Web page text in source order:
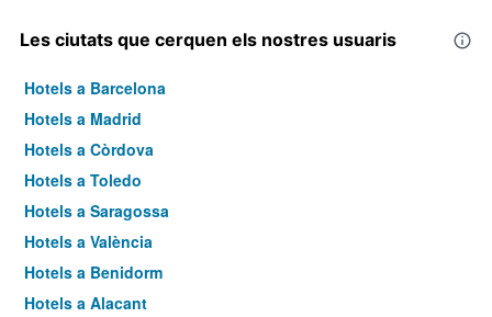
Les ciutats que cerquen els nostres usuaris
Hotels a Barcelona
Hotels a Madrid
Hotels a Còrdova
Hotels a Toledo
Hotels a Saragossa
Hotels a València
Hotels a Benidorm
Hotels a Alacant